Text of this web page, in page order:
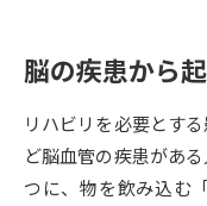
（高3生用）
SELFBRAND特集ページ
オープンキャンパス
脳の疾患から
リハビリを必要とす
ど脳血管の疾患があ
つに、物を飲み込む